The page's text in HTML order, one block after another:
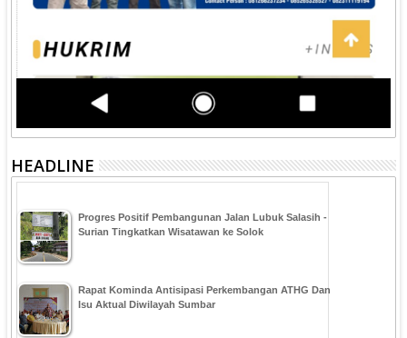
HEADLINE
Progres Positif Pembangunan Jalan Lubuk Salasih -
Surian Tingkatkan Wisatawan ke Solok
Rapat Kominda Antisipasi Perkembangan ATHG Dan
Isu Aktual Diwilayah Sumbar